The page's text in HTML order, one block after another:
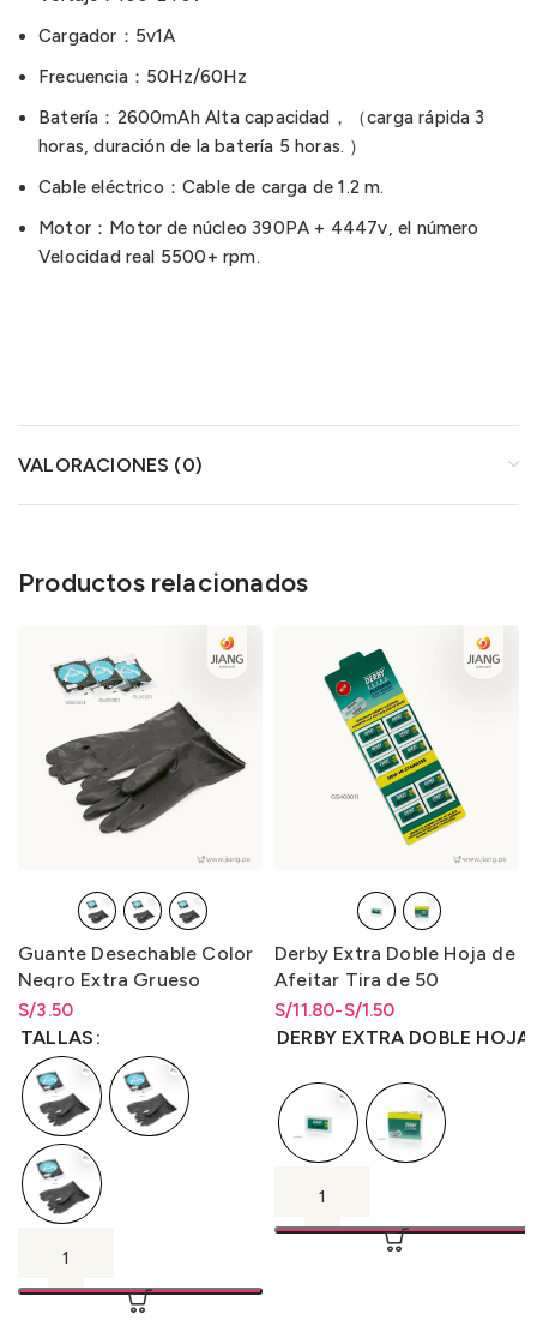
Cargador：5v1A
Frecuencia：50Hz/60Hz
Batería：2600mAh Alta capacidad，（carga rápida 3
horas, duración de la batería 5 horas. ）
Cable eléctrico：Cable de carga de 1.2 m.
Motor：Motor de núcleo 390PA + 4447v, el número
Velocidad real 5500+ rpm.
VALORACIONES (0)
Productos relacionados
Guante Desechable Color
Negro Extra Grueso
S/3.50
Rango de precios: desde
S/3.50hasta
TALLAS
Derby Extra Doble Hoja de
Afeitar Tira de 50
Unidades
S/1.50
-
S/11.80
Rango de precios: desde
S/1.50 hasta S/11.80
Rango de precios: desde
S/1.50hastaS/11.80
DERBY EXTRA DOBLE HOJA